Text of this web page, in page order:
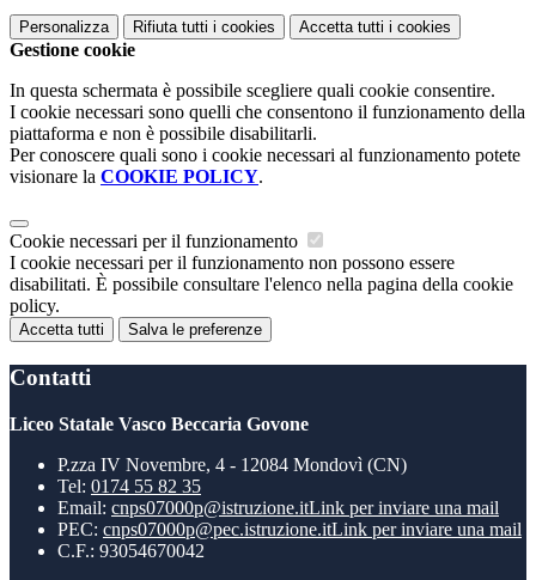
Personalizza Rifiuta tutti i cookies Accetta tutti i cookies
Gestione cookie
In questa schermata è possibile scegliere quali cookie consentire.
I cookie necessari sono quelli che consentono il funzionamento della
piattaforma e non è possibile disabilitarli.
Per conoscere quali sono i cookie necessari al funzionamento potete
visionare la COOKIE POLICY.
Cookie necessari per il funzionamento
I cookie necessari per il funzionamento non possono essere
disabilitati. È possibile consultare l'elenco nella pagina della cookie
policy.
Accetta tutti Salva le preferenze
Contatti
Liceo Statale Vasco Beccaria Govone
P.zza IV Novembre, 4 - 12084 Mondovì (CN)
Tel: 0174 55 82 35
Email: cnps07000p@istruzione.itLink per inviare una mail
PEC: cnps07000p@pec.istruzione.itLink per inviare una mail
C.F.: 93054670042